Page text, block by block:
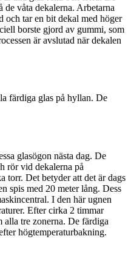
de våta dekalerna. Arbetarna
och tar en bit dekal med höger
borste gjord av gummi, som
är avslutad när dekalen
färdiga glas på hyllan. De
glasögon nästa dag. De
rör vid dekalerna på
torr. Det betyder att det är dags
spis med 20 meter lång. Dess
I den här ugnen
Efter cirka 2 timmar
alla tre zonerna. De färdiga
högtemperaturbakning.